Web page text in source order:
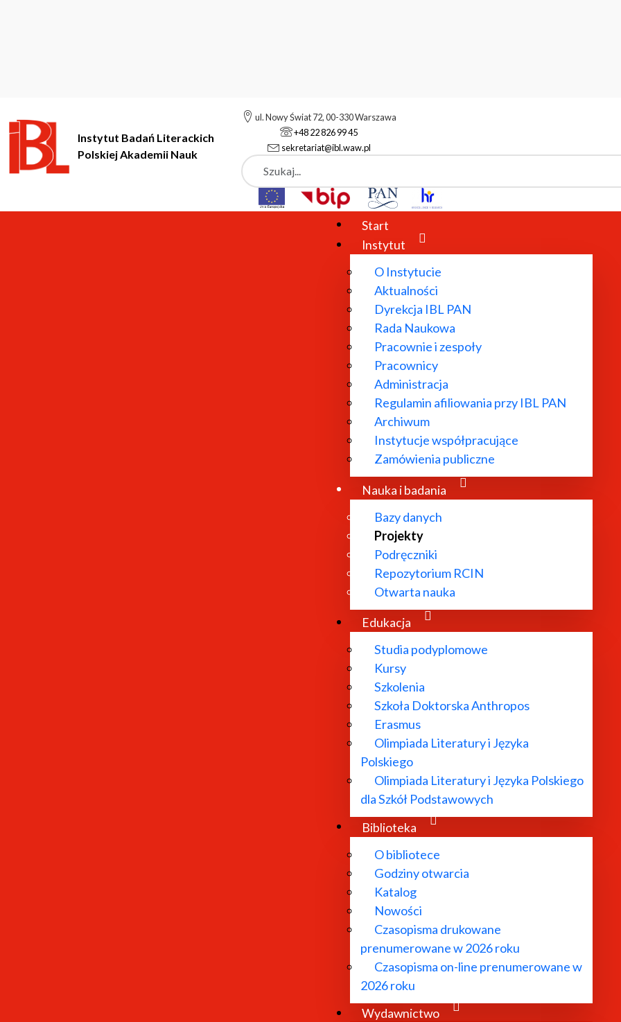
Instytut Badań Literackich
Polskiej Akademii Nauk
ul. Nowy Świat 72, 00-330 Warszawa
+48 22 826 99 45
sekretariat@ibl.waw.pl
Szukaj
Start
Instytut
O Instytucie
Aktualności
Dyrekcja IBL PAN
Rada Naukowa
Pracownie i zespoły
Pracownicy
Administracja
Regulamin afiliowania przy IBL PAN
Archiwum
Instytucje współpracujące
Zamówienia publiczne
Nauka i badania
Bazy danych
Projekty
Podręczniki
Repozytorium RCIN
Otwarta nauka
Edukacja
Studia podyplomowe
Kursy
Szkolenia
Szkoła Doktorska Anthropos
Erasmus
Olimpiada Literatury i Języka
Polskiego
Olimpiada Literatury i Języka Polskiego
dla Szkół Podstawowych
Biblioteka
O bibliotece
Godziny otwarcia
Katalog
Nowości
Czasopisma drukowane
prenumerowane w 2026 roku
Czasopisma on-line prenumerowane w
2026 roku
Wydawnictwo
Instytut Badań Literackich Polskiej Akademii Nauk Nauka i badania
Sensualność w kulturze polskiej. Przedstawienia zmysłów człowieka w
Projekt dofinansowany przez Narodowe Centrum Badań i Rozwoju (Projekt badawczo-
Cyfrowa „Lalka”: arcyedycja arcydzieła. Naukowa edycja cyfrowa „Lalka”
Projekt dofinansowany ze środków budżetu państwa, przyznanych przez Ministra Nauki w
Rozwoju Humanistyki” (numer projektu: NPRH/DN/SP/0157/2024/14)